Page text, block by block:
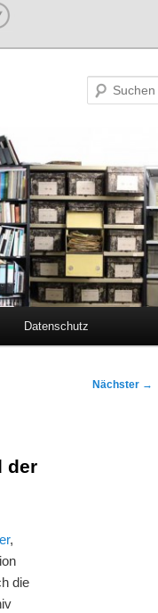
Datenschutz
Nächster →
der
,
die